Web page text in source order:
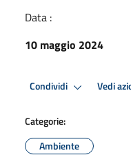
Data :
10 maggio 2024
Condividi Vedi
Categorie:
Ambiente